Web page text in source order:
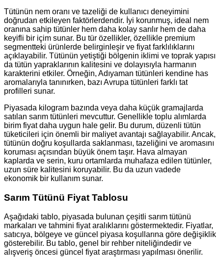
Tütünün nem oranı ve tazeliği de kullanıcı deneyimini
doğrudan etkileyen faktörlerdendir. İyi korunmuş, ideal nem
oranına sahip tütünler hem daha kolay sarılır hem de daha
keyifli bir içim sunar. Bu tür özellikler, özellikle premium
segmentteki ürünlerde belirginleşir ve fiyat farklılıklarını
açıklayabilir. Tütünün yetiştiği bölgenin iklimi ve toprak yapısı
da tütün yapraklarının kalitesini ve dolayısıyla harmanın
karakterini etkiler. Örneğin, Adıyaman tütünleri kendine has
aromalarıyla tanınırken, bazı Avrupa tütünleri farklı tat
profilleri sunar.
Piyasada kilogram bazında veya daha küçük gramajlarda
satılan sarım tütünleri mevcuttur. Genellikle toplu alımlarda
birim fiyat daha uygun hale gelir. Bu durum, düzenli tütün
tüketicileri için önemli bir maliyet avantajı sağlayabilir. Ancak,
tütünün doğru koşullarda saklanması, tazeliğini ve aromasını
koruması açısından büyük önem taşır. Hava almayan
kaplarda ve serin, kuru ortamlarda muhafaza edilen tütünler,
uzun süre kalitesini koruyabilir. Bu da uzun vadede
ekonomik bir kullanım sunar.
Sarım Tütünü Fiyat Tablosu
Aşağıdaki tablo, piyasada bulunan çeşitli sarım tütünü
markaları ve tahmini fiyat aralıklarını göstermektedir. Fiyatlar,
satıcıya, bölgeye ve güncel piyasa koşullarına göre değişiklik
gösterebilir. Bu tablo, genel bir rehber niteliğindedir ve
alışveriş öncesi güncel fiyat araştırması yapılması önerilir.